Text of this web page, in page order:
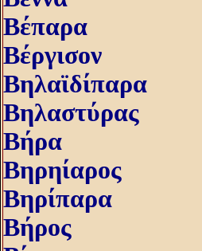
Βέπαρα
Βέργισον
Βηλαϊδίπαρα
Βηλαστύρας
Βήρα
Βηρηίαρος
Βηρίπαρα
Βήρος